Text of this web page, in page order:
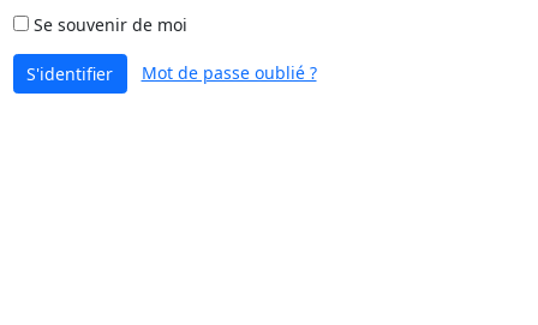
Se souvenir de moi
S'identifier Mot de passe oublié ?